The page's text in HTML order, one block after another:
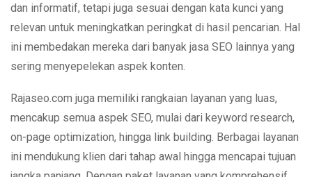
dan informatif, tetapi juga sesuai dengan kata kunci yang
relevan untuk meningkatkan peringkat di hasil pencarian. Hal
ini membedakan mereka dari banyak jasa SEO lainnya yang
sering menyepelekan aspek konten.
Rajaseo.com juga memiliki rangkaian layanan yang luas,
mencakup semua aspek SEO, mulai dari keyword research,
on-page optimization, hingga link building. Berbagai layanan
ini mendukung klien dari tahap awal hingga mencapai tujuan